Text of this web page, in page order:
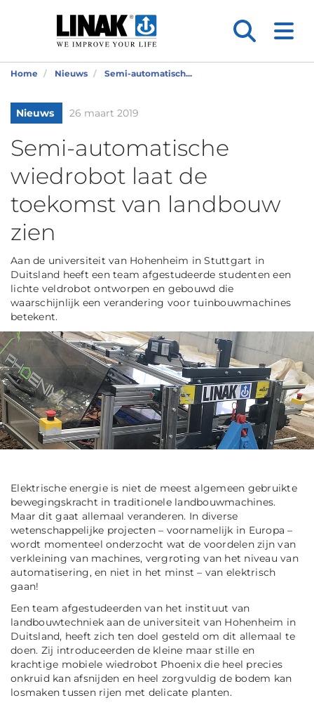
Home Nieuws Semi-automatisch...
Nieuws 26 maart 2019
Semi-automatische
wiedrobot laat de
toekomst van landbouw
zien
Aan de universiteit van Hohenheim in Stuttgart in
Duitsland heeft een team afgestudeerde studenten een
lichte veldrobot ontworpen en gebouwd die
waarschijnlijk een verandering voor tuinbouwmachines
betekent.
Elektrische energie is niet de meest algemeen gebruikte
bewegingskracht in traditionele landbouwmachines.
Maar dit gaat allemaal veranderen. In diverse
wetenschappelijke projecten – voornamelijk in Europa –
wordt momenteel onderzocht wat de voordelen zijn van
verkleining van machines, vergroting van het niveau van
automatisering, en niet in het minst – van elektrisch
gaan!
Een team afgestudeerden van het instituut van
landbouwtechniek aan de universiteit van Hohenheim in
Duitsland, heeft zich ten doel gesteld om dit allemaal te
doen. Zij introduceerden de kleine maar stille en
krachtige mobiele wiedrobot Phoenix die heel precies
onkruid kan afsnijden en heel zorgvuldig de bodem kan
losmaken tussen rijen met delicate planten.